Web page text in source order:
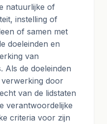
natuurlijke of
instelling of
of samen met
doeleinden en
van
Als de doeleinden
verwerking door
van de lidstaten
verantwoordelijke
criteria voor zijn